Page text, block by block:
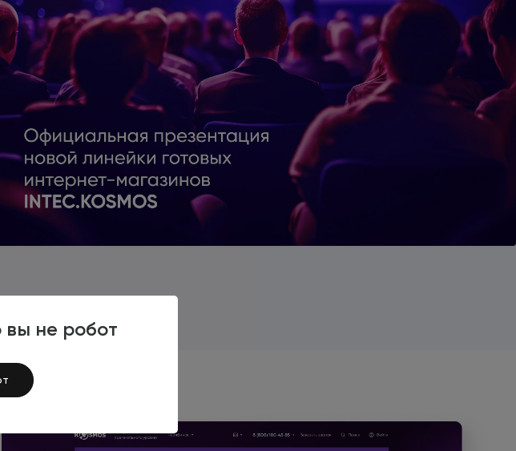
вы не робот